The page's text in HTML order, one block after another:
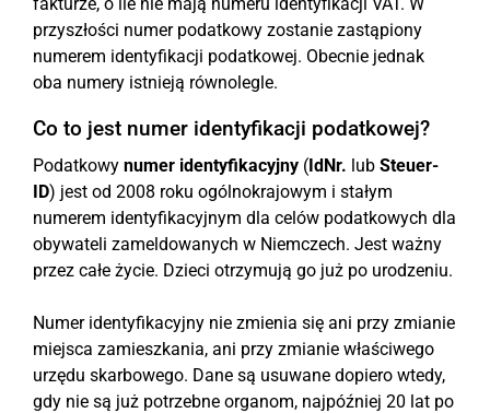
przyszłości numer podatkowy zostanie zastąpiony
numerem identyfikacji podatkowej. Obecnie jednak
oba numery istnieją równolegle.
Co to jest numer identyfikacji podatkowej?
Podatkowy numer identyfikacyjny (IdNr. lub Steuer-
ID) jest od 2008 roku ogólnokrajowym i stałym
numerem identyfikacyjnym dla celów podatkowych dla
obywateli zameldowanych w Niemczech. Jest ważny
przez całe życie. Dzieci otrzymują go już po urodzeniu.
Numer identyfikacyjny nie zmienia się ani przy zmianie
miejsca zamieszkania, ani przy zmianie właściwego
urzędu skarbowego. Dane są usuwane dopiero wtedy,
gdy nie są już potrzebne organom, najpóźniej 20 lat po